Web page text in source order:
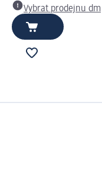
Vybrat prodejnu dm